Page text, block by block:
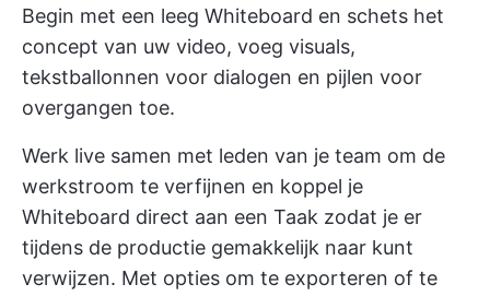
Begin met een leeg Whiteboard en schets het
concept van uw video, voeg visuals,
tekstballonnen voor dialogen en pijlen voor
overgangen toe.
Werk live samen met leden van je team om de
werkstroom te verfijnen en koppel je
Whiteboard direct aan een Taak zodat je er
tijdens de productie gemakkelijk naar kunt
verwijzen. Met opties om te exporteren of te